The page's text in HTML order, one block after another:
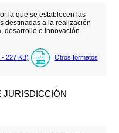
la que se establecen las
destinadas a la realización
desarrollo e innovación
- 227 KB) Otros formatos
JURISDICCIÓN